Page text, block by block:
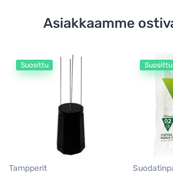
Asiakkaamme
Suosittu
Tampperit
Suosittu